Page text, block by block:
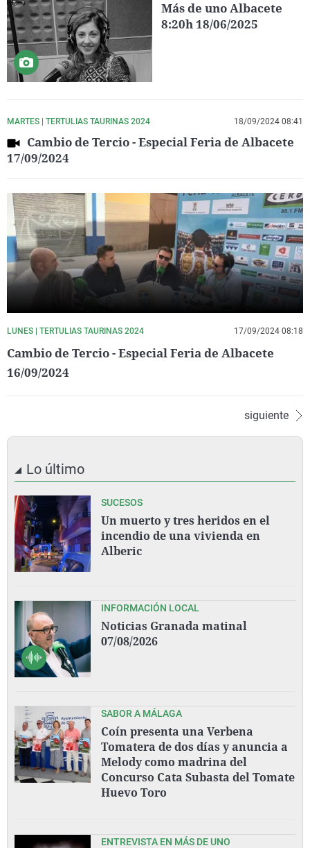
Más de uno Albacete
8:20h 18/06/2025
MARTES | TERTULIAS TAURINAS 2024 18/09/2024 08:41
Cambio de Tercio - Especial Feria de Albacete
17/09/2024
LUNES | TERTULIAS TAURINAS 2024 17/09/2024 08:18
Cambio de Tercio - Especial Feria de Albacete
16/09/2024
siguiente
Lo último
SUCESOS
Un muerto y tres heridos en el
incendio de una vivienda en
Alberic
INFORMACIÓN LOCAL
Noticias Granada matinal
07/08/2026
SABOR A MÁLAGA
Coín presenta una Verbena
Tomatera de dos días y anuncia a
Melody como madrina del
Concurso Cata Subasta del Tomate
Huevo Toro
ENTREVISTA EN MÁS DE UNO